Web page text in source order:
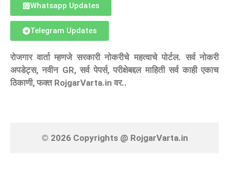
Whatsapp Updates
Telegram Updates
रोजगार वार्ता म्हणजे सरकारी नोकरीचे महत्वाचे पोर्टल. सर्व नोकरी
अपडेट्स, नवीन GR, सर्व पेपर्स, परीक्षेबद्दल माहिती सर्व काही एकाच
ठिकाणी, फक्त RojgarVarta.in वर..
© 2026 Copyrights @ RojgarVarta.in